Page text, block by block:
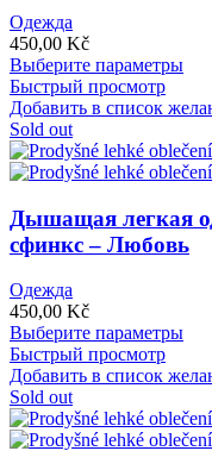
Одежда
450,00 Kč
Выберите параметрыЭтот
на
Быстрый просмотр
Добавить в список
Sold out
Дышащая легкая
сфинкс – Любовь
Одежда
450,00 Kč
Выберите параметрыЭтот
Быстрый просмотр
Добавить в список
Sold out